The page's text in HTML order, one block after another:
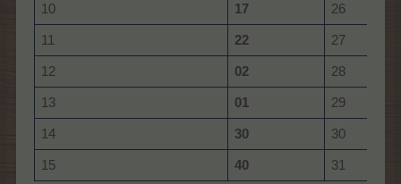
10 17 26
11 22 27
12 02 28
13 01 29
14 30 30
15 40 31